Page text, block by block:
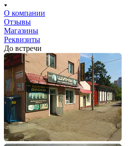
О компании
Отзывы
Магазины
Реквизиты
До встречи